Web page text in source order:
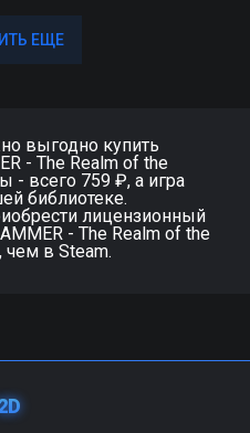
ЕЩЕ
ЕЩЕ
выгодно купить
- The Realm of the
- всего 759 ₽, а игра
библиотеке.
лицензионный
- The Realm of the
в Steam.